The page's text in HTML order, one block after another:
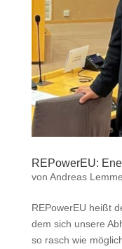
REPowerEU:
von Andreas
REPowerEU heißt
dem sich unsere
so rasch wie